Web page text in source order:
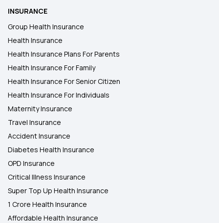
INSURANCE
Group Health Insurance
Health Insurance
Health Insurance Plans For Parents
Health Insurance For Family
Health Insurance For Senior Citizen
Health Insurance For Individuals
Maternity Insurance
Travel Insurance
Accident Insurance
Diabetes Health Insurance
OPD Insurance
Critical Illness Insurance
Super Top Up Health Insurance
1 Crore Health Insurance
Affordable Health Insurance